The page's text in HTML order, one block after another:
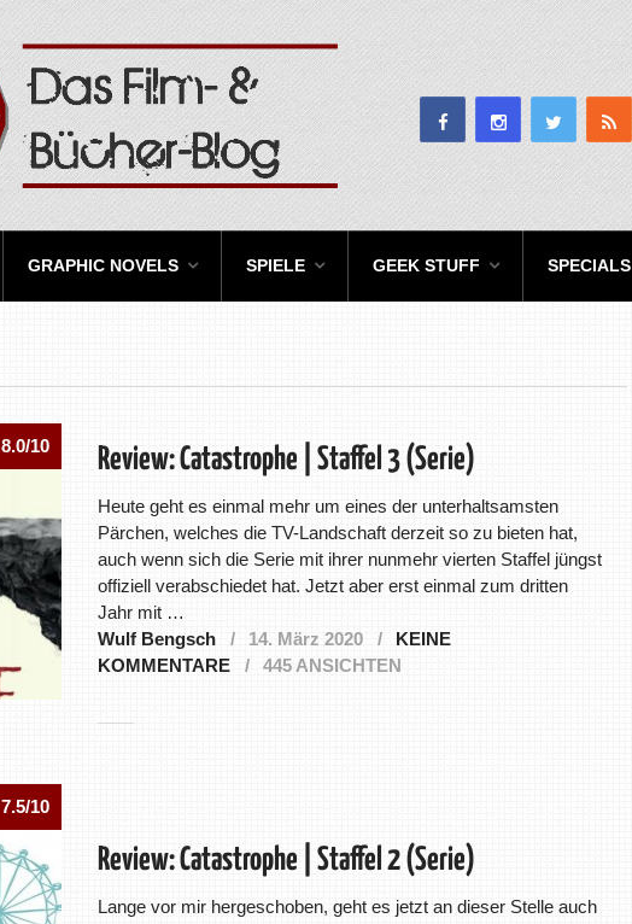
GRAPHIC NOVELS SPIELE GEEK STUFF SPECIALS
8.0/10 Review: Catastrophe | Staffel 3 (Serie)
Heute geht es einmal mehr um eines der unterhaltsamsten
Pärchen, welches die TV-Landschaft derzeit so zu bieten hat,
auch wenn sich die Serie mit ihrer nunmehr vierten Staffel jüngst
offiziell verabschiedet hat. Jetzt aber erst einmal zum dritten
Jahr mit …
Wulf Bengsch
14. März 2020
KEINE
KOMMENTARE
445 ANSICHTEN
7.5/10
Review: Catastrophe | Staffel 2 (Serie)
Lange vor mir hergeschoben, geht es jetzt an dieser Stelle auch